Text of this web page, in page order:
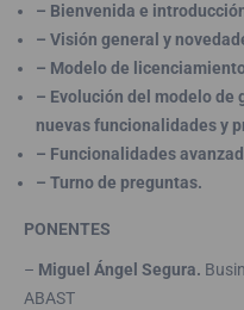
– Bienvenida e
– Visión general y
– Modelo de
– Evolución del modelo de
nuevas funcionalidades y
– Funcionalidades
– Turno de preguntas.
PONENTES
– Miguel Ángel Segura.
ABAST